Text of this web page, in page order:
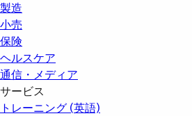
製造
小売
保険
ヘルスケア
通信・メディア
サービス
トレーニング (英語)